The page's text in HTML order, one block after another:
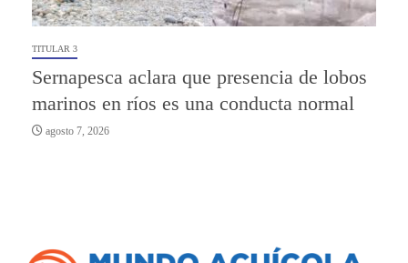
TITULAR 3
Sernapesca aclara que presencia de lobos
marinos en ríos es una conducta normal
agosto 7, 2026